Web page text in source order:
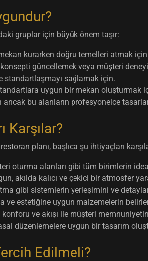
gruplar için büyük önem taşır:
kurarken doğru temelleri atmak için.
güncellemek veya müşteri
standartlaşmayı sağlamak için.
uygun bir mekan oluşturmak
ancak bu alanların profesyonelce
Karşılar?
planı, başlıca şu ihtiyaçları
oturma alanları gibi tüm birimlerin
akılda kalıcı ve çekici bir atmosfer
gibi sistemlerin yerleşimini ve
ve estetiğine uygun malzemelerin
ve akışı ile müşteri memnuniyetini
düzenlemelere uygun bir tasarım
Edilmeli?